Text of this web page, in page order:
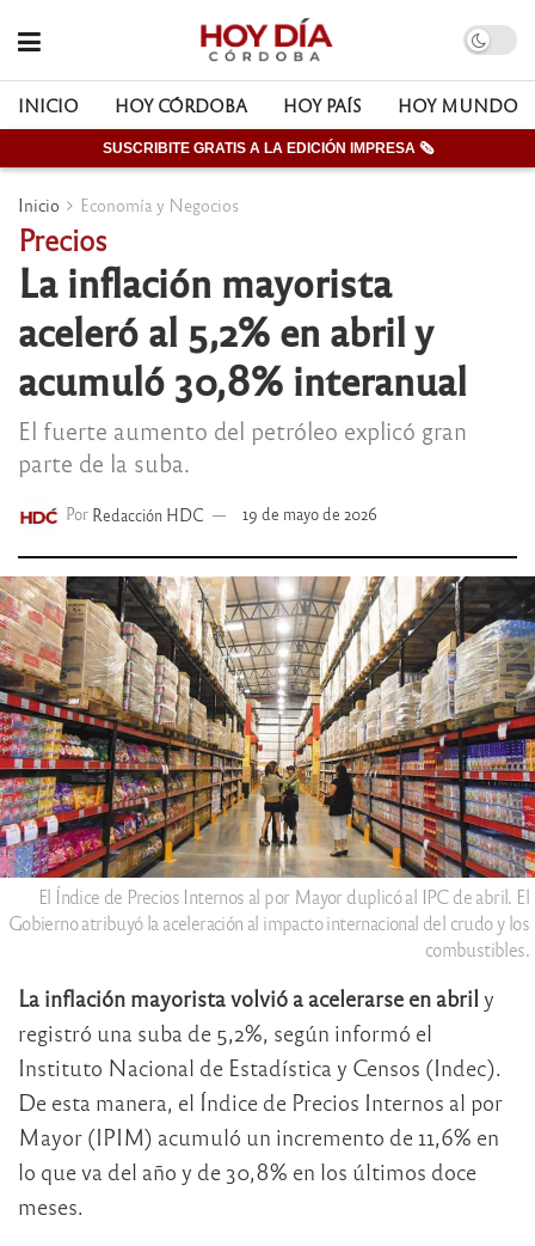
INICIO HOY CÓRDOBA HOY PAÍS HOY MUNDO
SUSCRIBITE GRATIS A LA EDICIÓN IMPRESA 🗞
Inicio Economía y Negocios
Precios
La inflación mayorista
aceleró al 5,2% en abril y
acumuló 30,8% interanual
El fuerte aumento del petróleo explicó gran
parte de la suba.
Por Redacción HDC 19 de mayo de 2026
El Índice de Precios Internos al por Mayor duplicó al IPC de abril. El
Gobierno atribuyó la aceleración al impacto internacional del crudo y los
combustibles.
La inflación mayorista volvió a acelerarse en abril y
registró una suba de 5,2%, según informó el
Instituto Nacional de Estadística y Censos (Indec).
De esta manera, el Índice de Precios Internos al por
Mayor (IPIM) acumuló un incremento de 11,6% en
lo que va del año y de 30,8% en los últimos doce
meses.